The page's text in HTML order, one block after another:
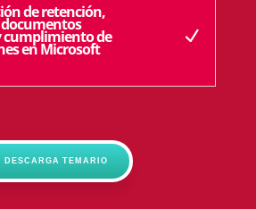
de retención,
cumplimiento de
en Microsoft
DESCARGA TEMARIO